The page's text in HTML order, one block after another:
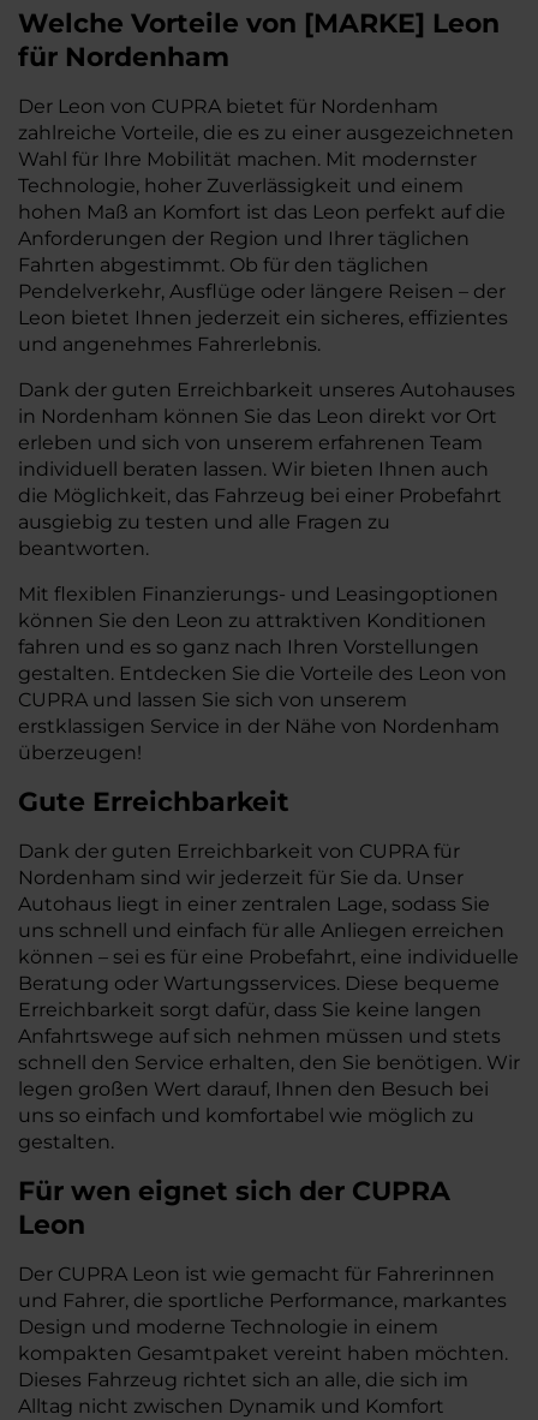
Welche Vorteile von [MARKE] Leon
für Nordenham
Der Leon von CUPRA bietet für Nordenham
zahlreiche Vorteile, die es zu einer ausgezeichneten
Wahl für Ihre Mobilität machen. Mit modernster
Technologie, hoher Zuverlässigkeit und einem
hohen Maß an Komfort ist das Leon perfekt auf die
Anforderungen der Region und Ihrer täglichen
Fahrten abgestimmt. Ob für den täglichen
Pendelverkehr, Ausflüge oder längere Reisen – der
Leon bietet Ihnen jederzeit ein sicheres, effizientes
und angenehmes Fahrerlebnis.
Dank der guten Erreichbarkeit unseres Autohauses
in Nordenham können Sie das Leon direkt vor Ort
erleben und sich von unserem erfahrenen Team
individuell beraten lassen. Wir bieten Ihnen auch
die Möglichkeit, das Fahrzeug bei einer Probefahrt
ausgiebig zu testen und alle Fragen zu
beantworten.
Mit flexiblen Finanzierungs- und Leasingoptionen
können Sie den Leon zu attraktiven Konditionen
fahren und es so ganz nach Ihren Vorstellungen
gestalten. Entdecken Sie die Vorteile des Leon von
CUPRA und lassen Sie sich von unserem
erstklassigen Service in der Nähe von Nordenham
überzeugen!
Gute Erreichbarkeit
Dank der guten Erreichbarkeit von CUPRA für
Nordenham sind wir jederzeit für Sie da. Unser
Autohaus liegt in einer zentralen Lage, sodass Sie
uns schnell und einfach für alle Anliegen erreichen
können – sei es für eine Probefahrt, eine individuelle
Beratung oder Wartungsservices. Diese bequeme
Erreichbarkeit sorgt dafür, dass Sie keine langen
Anfahrtswege auf sich nehmen müssen und stets
schnell den Service erhalten, den Sie benötigen. Wir
legen großen Wert darauf, Ihnen den Besuch bei
uns so einfach und komfortabel wie möglich zu
gestalten.
Für wen eignet sich der CUPRA
Leon
Der CUPRA Leon ist wie gemacht für Fahrerinnen
und Fahrer, die sportliche Performance, markantes
Design und moderne Technologie in einem
kompakten Gesamtpaket vereint haben möchten.
Dieses Fahrzeug richtet sich an alle, die sich im
Alltag nicht zwischen Dynamik und Komfort